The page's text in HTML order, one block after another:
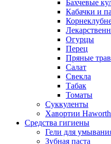
Бахчевые
Кабачки и
Огурцы
Перец
Пряные
Салат
Свекла
Табак
Томаты
Суккуленты
Хавортии
Средства гигиены
Гели для
Зубная паста